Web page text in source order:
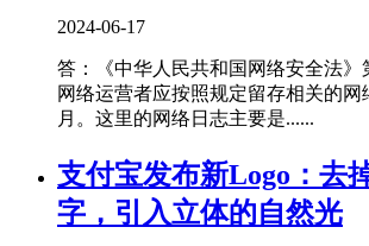
2024-06-17
答：《中华人民共和国网络安全法》
网络运营者应按照规定留存相关的网
月。这里的网络日志主要是......
支付宝发布新Logo：去
字，引入立体的自然光